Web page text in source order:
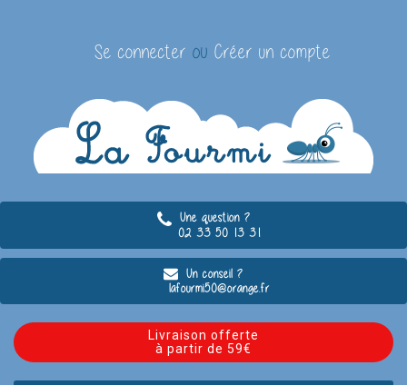
Se connecter ou Créer un compte
Une question ?
02 33 50 13 31
Un conseil ?
lafourmi50@orange.fr
Livraison offerte
à partir de 59€